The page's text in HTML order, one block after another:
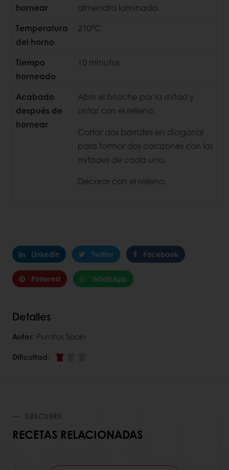
hornear
almendra laminada.
Temperatura
del horno
210ºC
Tiempo
horneado
10 minutos
Acabado
después de
hornear
Abrir el brioche por la mitad y
untar con el relleno.
Cortar dos barrotes en diagonal
para formar dos corazones con las
mitades de cada uno.
Decorar con el relleno.
Linkedin Twitter Facebook
Pinterest WhatsApp
Detalles
Autor: Puratos Spain
Dificultad:
DESCUBRE
RECETAS RELACIONADAS